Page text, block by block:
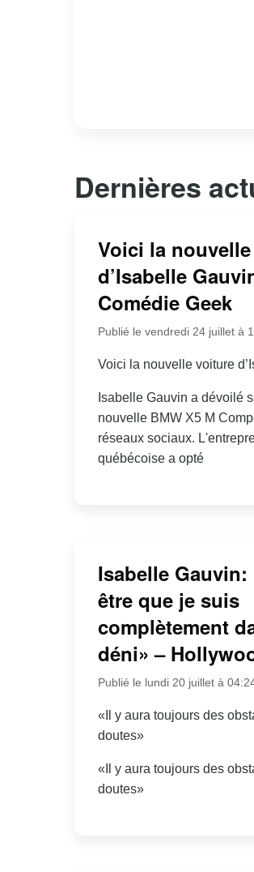
Dernières
Voici la
d’Isabelle
Comédie Geek
Publié le vendredi 24 juillet à
Voici la nouvelle voiture
Isabelle Gauvin a dévoilé
nouvelle BMW X5 M
réseaux sociaux.
québécoise a opté
Isabelle Gauvin:
être que je suis
complètement
déni» –
Publié le lundi 20 juillet à
«Il y aura toujours des
doutes»
«Il y aura toujours des
doutes»